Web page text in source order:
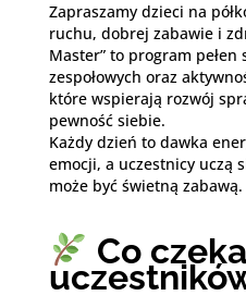
Zapraszamy dzieci na
ruchu, dobrej zabawie i
Master” to program
zespołowych oraz
które wspierają rozwój
pewność siebie.
Każdy dzień to dawka
emocji, a uczestnicy uczą
może być świetną zabawą.
Co czeka